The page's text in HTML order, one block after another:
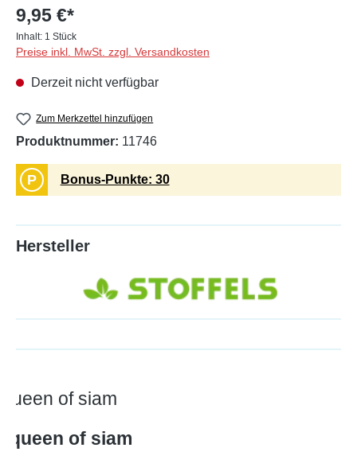
9,95 €*
Inhalt: 1 Stück
Preise inkl. MwSt. zzgl. Versandkosten
Derzeit nicht verfügbar
Zum Merkzettel hinzufügen
Produktnummer: 11746
P Bonus-Punkte: 30
Hersteller
of siam
queen of siam